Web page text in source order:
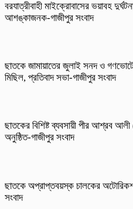
বরযাত্রীবাহী মাইক্রোবাসের ভয়াবহ
আশঙ্কাজনক-গাজীপুর সংবাদ
ছাতকে জামায়াতের জুলাই সনদ ও
মিছিল, প্রতিবাদ সভা-গাজীপুর সংবাদ
ছাতকের বিশিষ্ট ব্যবসায়ী পীর আশ্রব
অনুষ্ঠিত-গাজীপুর সংবাদ
ছাতকে অপ্রাপ্তবয়স্ক চালকের
সংবাদ